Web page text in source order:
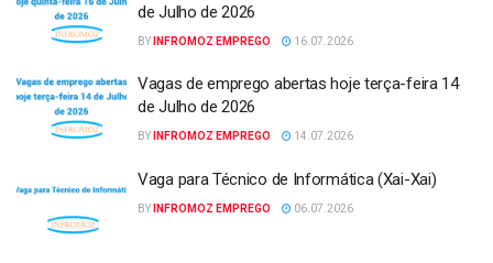
de Julho de 2026
BY INFROMOZ EMPREGO 16.07.2026
Vagas de emprego abertas hoje terça-feira 14
de Julho de 2026
BY INFROMOZ EMPREGO 14.07.2026
Vaga para Técnico de Informática (Xai-Xai)
BY INFROMOZ EMPREGO 06.07.2026